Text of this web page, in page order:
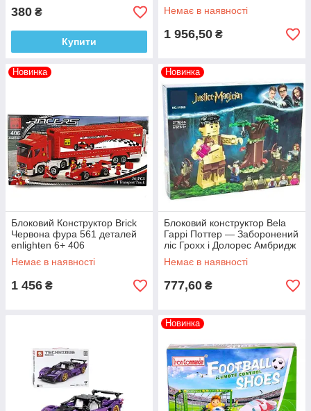
380 ₴
Купити
Немає в наявності
1 956,50 ₴
Новинка
Блоковий Конструктор Brick
Червона фура 561 деталей
enlighten 6+ 406
Немає в наявності
1 456 ₴
Новинка
Блоковий конструктор Bela
Гаррі Поттер — Заборонений
ліс Грохх і Долорес Амбридж
(279 діт.) 11569
Немає в наявності
777,60 ₴
Новинка